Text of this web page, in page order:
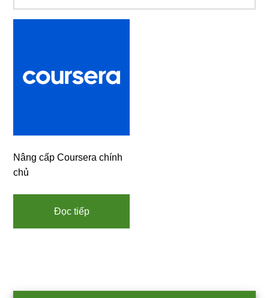
Nâng cấp Coursera chính
chủ
Đọc tiếp